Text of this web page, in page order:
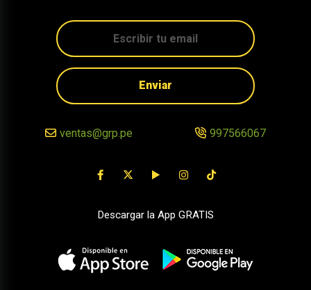
Enviar
ventas@grp.pe 997566067
Descargar la App GRATIS